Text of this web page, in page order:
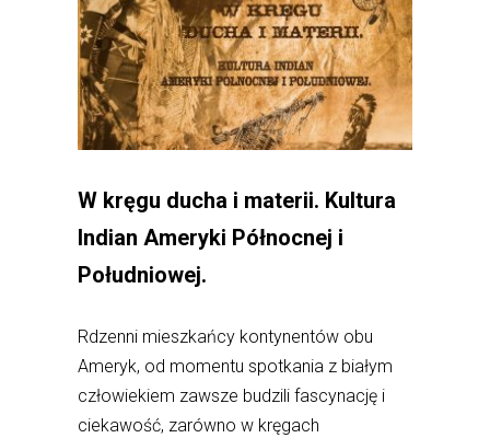
W kręgu ducha i materii. Kultura
Indian Ameryki Północnej i
Południowej.
Rdzenni mieszkańcy kontynentów obu
Ameryk, od momentu spotkania z białym
człowiekiem zawsze budzili fascynację i
ciekawość, zarówno w kręgach